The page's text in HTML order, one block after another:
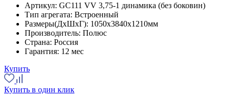
Артикул: GC111 VV 3,75-1 динамика (без боковин)
Тип агрегата: Встроенный
Размеры(ДхШхГ): 1050x3840x1210мм
Производитель: Полюс
Страна: Россия
Гарантия: 12 мес
Купить
Купить в один клик